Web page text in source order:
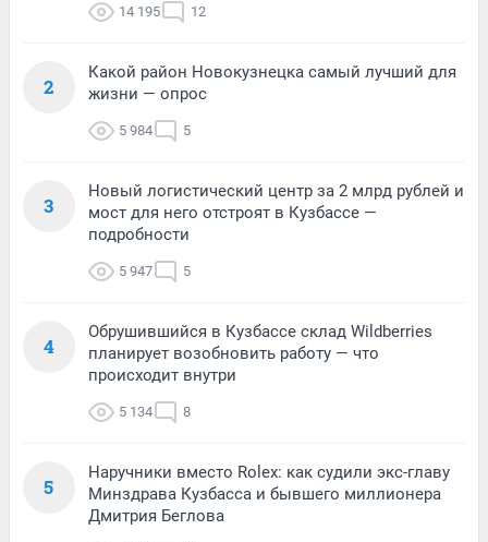
14 195 12
2
Какой район Новокузнецка самый лучший для
жизни — опрос
5 984 5
3
Новый логистический центр за 2 млрд рублей и
мост для него отстроят в Кузбассе —
подробности
5 947 5
4
Обрушившийся в Кузбассе склад Wildberries
планирует возобновить работу — что
происходит внутри
5 134 8
5
Наручники вместо Rolex: как судили экс-главу
Минздрава Кузбасса и бывшего миллионера
Дмитрия Беглова